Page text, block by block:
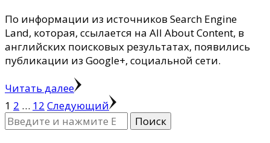
По информации из источников Search Engine
Land, которая, ссылается на All About Content, в
английских поисковых результатах, появились
публикации из Google+, социальной сети.
Читать далее
Пагинация
записей
Страница
1 Страница
2 … Страница
12 Следующий
Ищите
что-